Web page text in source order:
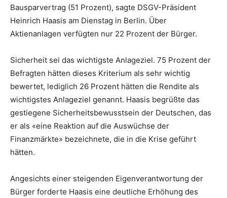
Bausparvertrag (51 Prozent), sagte DSGV-Präsident
Heinrich Haasis am Dienstag in Berlin. Über
Aktienanlagen verfügten nur 22 Prozent der Bürger.
Sicherheit sei das wichtigste Anlageziel. 75 Prozent der
Befragten hätten dieses Kriterium als sehr wichtig
bewertet, lediglich 26 Prozent hätten die Rendite als
wichtigstes Anlageziel genannt. Haasis begrüßte das
gestiegene Sicherheitsbewusstsein der Deutschen, das
er als «eine Reaktion auf die Auswüchse der
Finanzmärkte» bezeichnete, die in die Krise geführt
hätten.
Angesichts einer steigenden Eigenverantwortung der
Bürger forderte Haasis eine deutliche Erhöhung des